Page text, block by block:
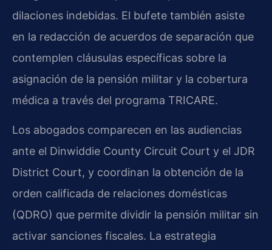
dilaciones indebidas. El bufete también asiste
en la redacción de acuerdos de separación que
contemplen cláusulas específicas sobre la
asignación de la pensión militar y la cobertura
médica a través del programa TRICARE.
Los abogados comparecen en las audiencias
ante el Dinwiddie County Circuit Court y el JDR
District Court, y coordinan la obtención de la
orden calificada de relaciones domésticas
(QDRO) que permite dividir la pensión militar sin
activar sanciones fiscales. La estrategia